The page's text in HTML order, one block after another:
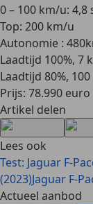
0 – 100 km/u: 4,8
Top: 200 km/u
Autonomie :
Laadtijd 100%, 7
Laadtijd 80%,
Prijs: 78.990 euro
Artikel delen
Lees ook
Test: Jaguar F-
(2023)Jaguar F-
Actueel aanbod